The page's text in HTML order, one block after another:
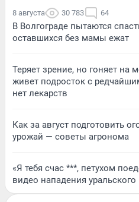
8 августа 30 783 64
В Волгограде пытаются
оставшихся без мамы ежат
Теряет зрение, но гоняет на
живет подросток с
нет лекарств
Как за август подготовить
урожай — советы агронома
«Я тебя счас ***, петухом
видео нападения